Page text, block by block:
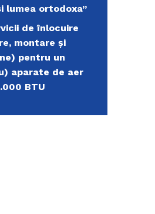
ortodoxa’’
de înlocuire
montare și
pentru un
aparate de aer
BTU